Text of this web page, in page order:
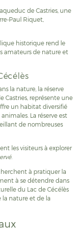
de Castries, une
Paul Riquet,
historique rend le
amateurs de nature et
la nature, la réserve
Castries, représente une
un habitat diversifié
La réserve est
de nombreuses
les visiteurs à explorer
.
à pratiquer la
à se détendre dans
du Lac de Cécélès
la nature et de la